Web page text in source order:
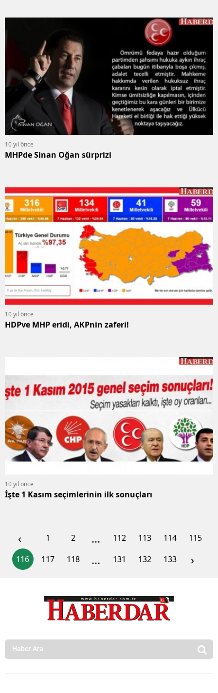
10 yıl önce
MHPde Sinan Oğan sürprizi
10 yıl önce
HDPve MHP eridi, AKPnin zaferi!
10 yıl önce
İşte 1 Kasım seçimlerinin ilk sonuçları
‹ 1 2 ... 112 113 114
115
116
117 118 ... 131 132 133 ›